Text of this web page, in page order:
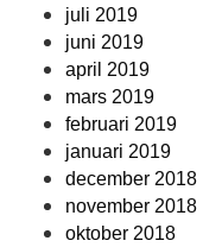
juli 2019
juni 2019
april 2019
mars 2019
februari 2019
januari 2019
december 2018
november 2018
oktober 2018